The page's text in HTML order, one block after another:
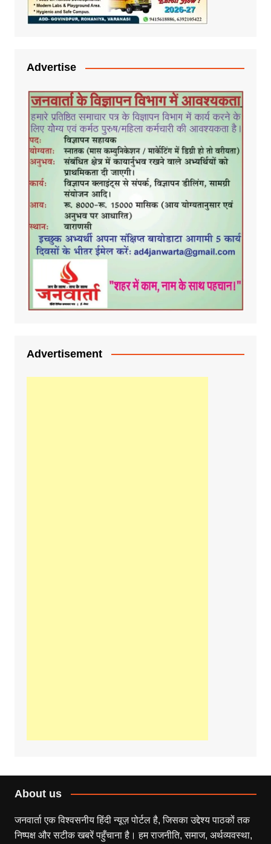
Advertise
Advertisement
About us
जनवार्ता एक विश्वसनीय हिंदी न्यूज़ पोर्टल है, जिसका उद्देश्य पाठकों तक
निष्पक्ष और सटीक खबरें पहुँचाना है। हम राजनीति, समाज, अर्थव्यवस्था,